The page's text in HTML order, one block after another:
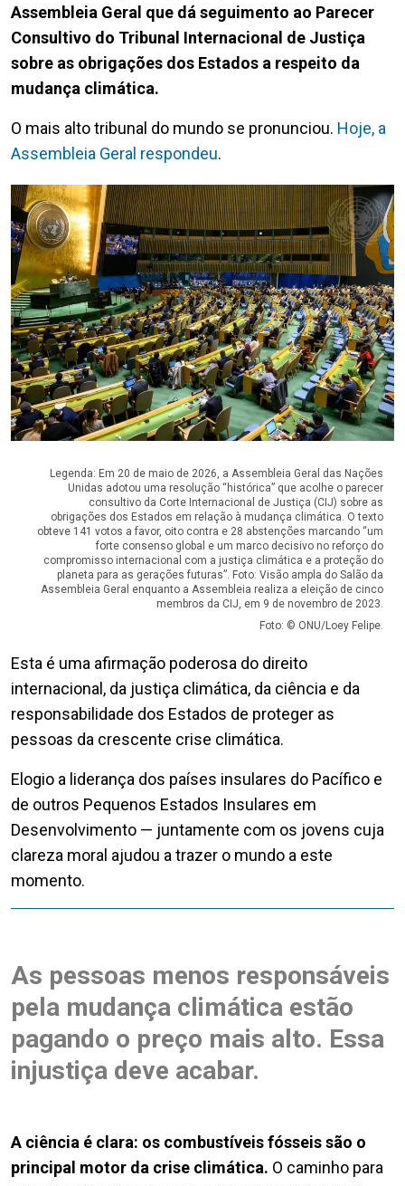
Assembleia Geral que dá seguimento ao Parecer
Consultivo do Tribunal Internacional de Justiça
sobre as obrigações dos Estados a respeito da
mudança climática.
O mais alto tribunal do mundo se pronunciou. Hoje, a
Assembleia Geral respondeu.
Legenda: Em 20 de maio de 2026, a Assembleia Geral das Nações
Unidas adotou uma resolução “histórica” que acolhe o parecer
consultivo da Corte Internacional de Justiça (CIJ) sobre as
obrigações dos Estados em relação à mudança climática. O texto
obteve 141 votos a favor, oito contra e 28 abstenções marcando “um
forte consenso global e um marco decisivo no reforço do
compromisso internacional com a justiça climática e a proteção do
planeta para as gerações futuras”. Foto: Visão ampla do Salão da
Assembleia Geral enquanto a Assembleia realiza a eleição de cinco
membros da CIJ, em 9 de novembro de 2023.
Foto: © ONU/Loey Felipe.
Esta é uma afirmação poderosa do direito
internacional, da justiça climática, da ciência e da
responsabilidade dos Estados de proteger as
pessoas da crescente crise climática.
Elogio a liderança dos países insulares do Pacífico e
de outros Pequenos Estados Insulares em
Desenvolvimento — juntamente com os jovens cuja
clareza moral ajudou a trazer o mundo a este
momento.
As pessoas menos responsáveis
pela mudança climática estão
pagando o preço mais alto. Essa
injustiça deve acabar.
A ciência é clara: os combustíveis fósseis são o
principal motor da crise climática. O caminho para